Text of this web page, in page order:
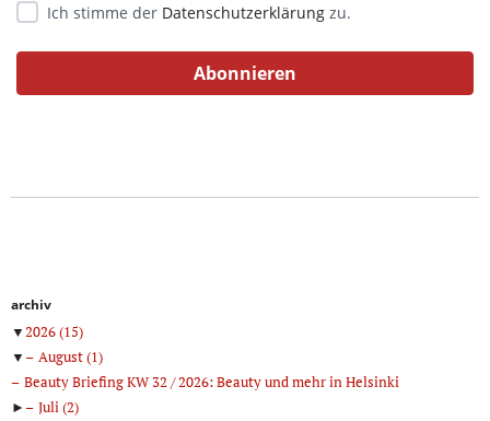
Ich stimme der Datenschutzerklärung zu.
archiv
▼2026(15)
▼
August(1)
Beauty Briefing KW 32 / 2026: Beauty und mehr in Helsinki
►
Juli(2)